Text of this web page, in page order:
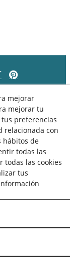
los derechos
mejorar
mejorar tu
preferencias
relacionada con
hábitos de
todas las
todas las cookies
tus